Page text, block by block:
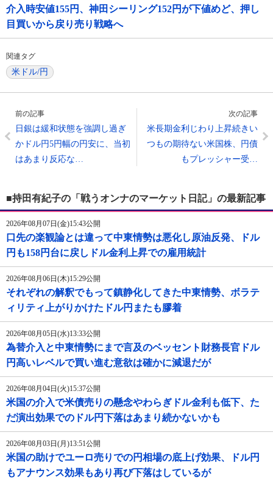
介入時安値155円、神田シーリング152円が下値めど、押し
目買いから戻り売り戦略へ
関連タグ
米ドル/円
前の記事
日銀は緩和状態を強調し過ぎ
かドル円5円幅の円安に、当初
はあまり反応な…
次の記事
米長期金利じわり上昇続きい
つもの期待ない米国株、円債
もプレッシャー受…
■持田有紀子の「戦うオンナのマーケット日記」の最新記事
2026年08月07日(金)15:43公開
口先の楽観論とは違って中東情勢は悪化し原油反発、ドル
円も158円台に戻しドル金利上昇での雇用統計
2026年08月06日(木)15:29公開
それぞれの解釈でもって鎮静化してきた中東情勢、ボラテ
ィリティ上がりかけたドル円またも膠着
2026年08月05日(水)13:33公開
為替介入と中東情勢にまで言及のベッセント財務長官ドル
円高いレベルで買い進む意欲は確かに減退だが
2026年08月04日(火)15:37公開
米国の介入で米債売りの懸念やわらぎドル金利も低下、た
だ演出効果でのドル円下落はあまり続かないかも
2026年08月03日(月)13:51公開
米国の助けでユーロ売りでの円相場の底上げ効果、ドル円
もアナウンス効果もあり再び下落はしているが